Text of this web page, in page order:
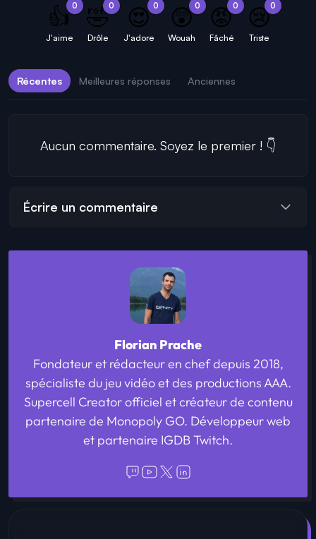
0
👍
J'aime
0
🤣
Drôle
0
😍
J'adore
0
😲
Wouah
0
😡
Fâché
0
😢
Triste
Récentes Meilleures réponses Anciennes
Aucun commentaire. Soyez le premier ! 👇
Écrire un commentaire
Florian Prache
Fondateur et rédacteur en chef depuis 2018,
spécialiste du jeu vidéo et des productions AAA.
Supercell Creator officiel et créateur de contenu
partenaire de Monopoly GO. Développeur web
et partenaire IGDB Twitch.